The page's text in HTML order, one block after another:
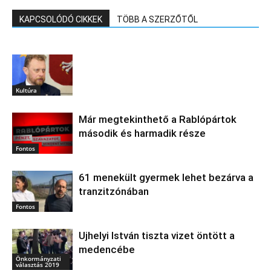
KAPCSOLÓDÓ CIKKEK TÖBB A SZERZŐTŐL
Kultúra
Fontos
Már megtekinthető a Rablópártok
második és harmadik része
Fontos
61 menekült gyermek lehet bezárva a
tranzitzónában
Önkormányzati
választás 2019
Ujhelyi István tiszta vizet öntött a
medencébe